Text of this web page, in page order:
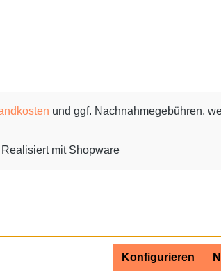
und ggf. Nachnahmegebühren,
Realisiert mit Shopware
Konfigurieren